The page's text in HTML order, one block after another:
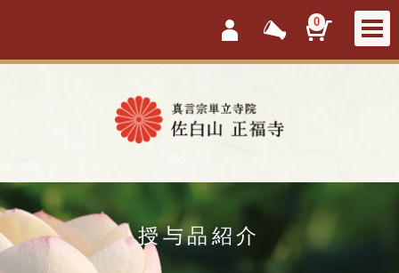
会員ログイン
新着情報 カートを
0
授与品紹介